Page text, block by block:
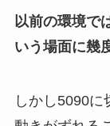
以前の環境で
いう場面に幾
しかし5090